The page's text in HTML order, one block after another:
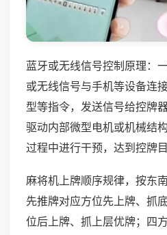
蓝牙或无线信号控制原理：
或无线信号与手机等设备连
型等指令，发送信号给控牌
驱动内部微型电机或机械结
过程中进行干预，达到控牌目
麻将机上牌顺序规律，按东
先推牌对应方位先上牌、抓
位后上牌、抓上层优牌；四